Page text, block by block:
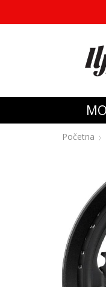
Početna